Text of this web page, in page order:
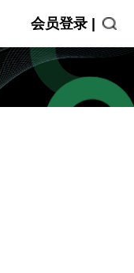
会员登录 |